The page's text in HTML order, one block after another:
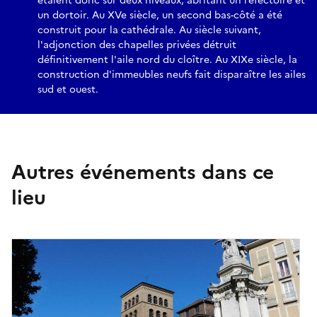
un dortoir. Au XVe siècle, un second bas-côté a été
construit pour la cathédrale. Au siècle suivant,
l'adjonction des chapelles privées détruit
définitivement l'aile nord du cloître. Au XIXe siècle, la
construction d'immeubles neufs fait disparaître les ailes
sud et ouest.
Autres événements dans ce
lieu